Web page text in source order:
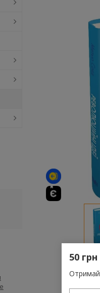
50
Отримай